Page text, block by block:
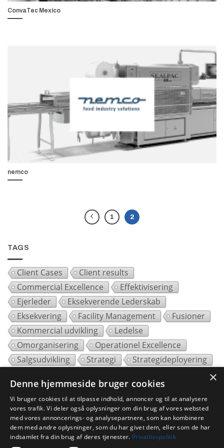
TAGS
Client Cases
Client results
Commercial Excellence
Effektivisering
Ejerleder
Eksekverende Lederskab
Eksekvering
Facility Management
Fusioner
Kommercial udvikling
Ledelse
Omorganisering
Operationel Excellence
Salgsudvikling
Strategi
Strategideployering
Vækst
ConvaTec Mexico
nemco
1 2
×
Denne hjemmeside bruger cookies
Vi bruger cookies til at tilpasse indhold, annoncer og til at analysere
vores trafik. Vi deler også oplysninger om din brug af vores websted
med vores annoncerings- og analysepartnere, som kan kombinere
dem med andre oplysninger, som du har givet dem, eller som de har
indsamlet fra din brug af deres tjenester. Privatlivspolitik